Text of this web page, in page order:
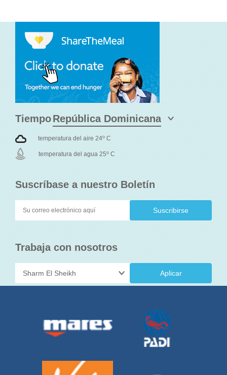
Suscríbase a nuestro Boletín
Trabaja con nosotros
Aplicar
Tiempo
temperatura del aire 24o C
temperatura del agua 25o C